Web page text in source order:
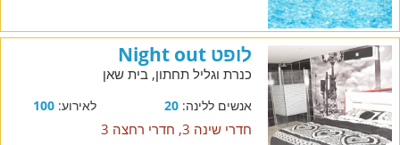
לופט Night out
כנרת וגליל תחתון, בית שאן
אנשים ללינה:20 לאירוע:100
חדרי שינה 3, חדרי רחצה 3